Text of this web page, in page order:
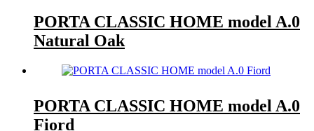
PORTA CLASSIC HOME model A.0
Natural Oak
PORTA CLASSIC HOME model A.0
Fiord